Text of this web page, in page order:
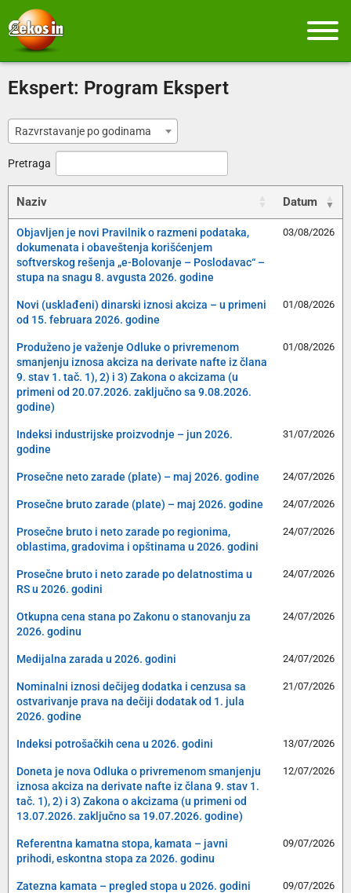
Ekspert: Program Ekspert
Razvrstavanje po godinama
Pretraga
Naziv Datum
Objavljen je novi Pravilnik o razmeni podataka,
dokumenata i obaveštenja korišćenjem
softverskog rešenja „e-Bolovanje – Poslodavac“ –
stupa na snagu 8. avgusta 2026. godine
03/08/2026
Novi (usklađeni) dinarski iznosi akciza – u primeni
od 15. februara 2026. godine
01/08/2026
Produženo je važenje Odluke o privremenom
smanjenju iznosa akciza na derivate nafte iz člana
9. stav 1. tač. 1), 2) i 3) Zakona o akcizama (u
primeni od 20.07.2026. zaključno sa 9.08.2026.
godine)
01/08/2026
Indeksi industrijske proizvodnje – jun 2026.
godine
31/07/2026
Prosečne neto zarade (plate) – maj 2026. godine 24/07/2026
Prosečne bruto zarade (plate) – maj 2026. godine 24/07/2026
Prosečne bruto i neto zarade po regionima,
oblastima, gradovima i opštinama u 2026. godini
24/07/2026
Prosečne bruto i neto zarade po delatnostima u
RS u 2026. godini
24/07/2026
Otkupna cena stana po Zakonu o stanovanju za
2026. godinu
24/07/2026
Medijalna zarada u 2026. godini 24/07/2026
Nominalni iznosi dečijeg dodatka i cenzusa sa
ostvarivanje prava na dečiji dodatak od 1. jula
2026. godine
21/07/2026
Indeksi potrošačkih cena u 2026. godini 13/07/2026
Doneta je nova Odluka o privremenom smanjenju
iznosa akciza na derivate nafte iz člana 9. stav 1.
tač. 1), 2) i 3) Zakona o akcizama (u primeni od
13.07.2026. zaključno sa 19.07.2026. godine)
12/07/2026
Referentna kamatna stopa, kamata – javni
prihodi, eskontna stopa za 2026. godinu
09/07/2026
Zatezna kamata – pregled stopa u 2026. godini 09/07/2026